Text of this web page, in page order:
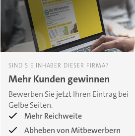
SIND SIE INHABER DIESER FIRMA?
Mehr Kunden gewinnen
Bewerben Sie jetzt Ihren Eintrag bei
Gelbe Seiten.
Mehr Reichweite
Abheben von Mitbewerbern